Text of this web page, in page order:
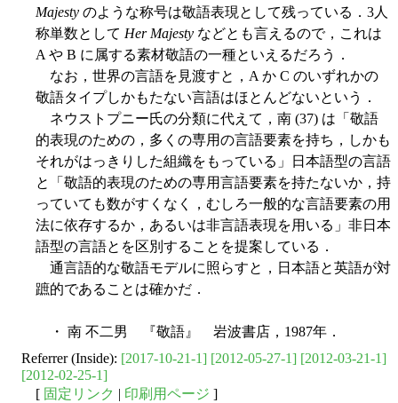
Majesty のような称号は敬語表現として残っている．3人
称単数として Her Majesty などとも言えるので，これは
A や B に属する素材敬語の一種といえるだろう．
なお，世界の言語を見渡すと，A か C のいずれかの
敬語タイプしかもたない言語はほとんどないという．
ネウストプニー氏の分類に代えて，南 (37) は「敬語
的表現のための，多くの専用の言語要素を持ち，しかも
それがはっきりした組織をもっている」日本語型の言語
と「敬語的表現のための専用言語要素を持たないか，持
っていても数がすくなく，むしろ一般的な言語要素の用
法に依存するか，あるいは非言語表現を用いる」非日本
語型の言語とを区別することを提案している．
通言語的な敬語モデルに照らすと，日本語と英語が対
蹠的であることは確かだ．
・ 南 不二男 『敬語』 岩波書店，1987年．
Referrer (Inside): [2017-10-21-1] [2012-05-27-1] [2012-03-21-1]
[2012-02-25-1]
[ 固定リンク | 印刷用ページ ]